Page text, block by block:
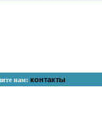
нам: контакты